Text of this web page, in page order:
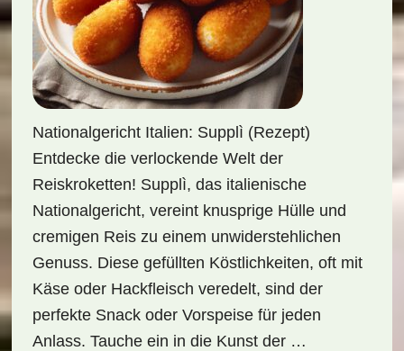
Nationalgericht Italien: Supplì (Rezept)
Entdecke die verlockende Welt der
Reiskroketten! Supplì, das italienische
Nationalgericht, vereint knusprige Hülle und
cremigen Reis zu einem unwiderstehlichen
Genuss. Diese gefüllten Köstlichkeiten, oft mit
Käse oder Hackfleisch veredelt, sind der
perfekte Snack oder Vorspeise für jeden
Anlass. Tauche ein in die Kunst der …